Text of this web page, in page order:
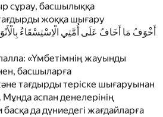
сұрау, басшылыққа
жоққа шығару
أَخْوَفُ مَا أَخَافُ عَلَى أُمَّتِي الْاِسْتِسْقَاءُ
«Үмбетімнің жауынды
басшыларға
тағдырды теріске шығаруынан
Мұнда аспан денелерінің
да дүниедегі жағдайларға